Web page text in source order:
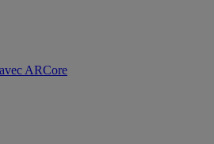
ARCore